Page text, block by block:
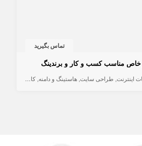
تماس بگیرید
خاص مناسب کسب و کار و برندینگ
اینترنت طراحی سایت هاستینگ و دامنه کامپیوتر و شبکه